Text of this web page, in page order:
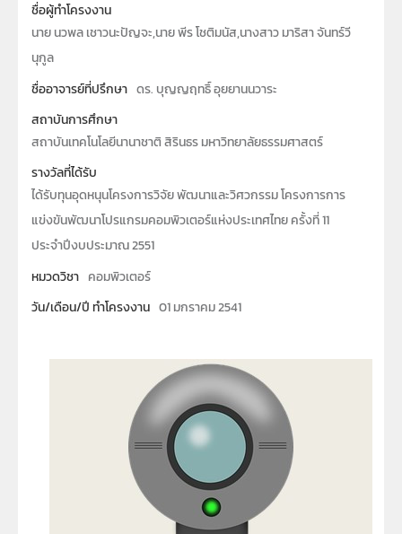
ชื่อผู้ทำโครงงาน
นาย นวพล เชาวนะปัญจะ,นาย พีร โชติมนัส,นางสาว มาริสา จันทร์วี
นุกูล
ชื่ออาจารย์ที่ปรึกษา ดร. บุญญฤทธิ์ อุยยานนวาระ
สถาบันการศึกษา
สถาบันเทคโนโลยีนานาชาติ สิรินธร มหาวิทยาลัยธรรมศาสตร์
รางวัลที่ได้รับ
ได้รับทุนอุดหนุนโครงการวิจัย พัฒนาและวิศวกรรม โครงการการ
แข่งขันพัฒนาโปรแกรมคอมพิวเตอร์แห่งประเทศไทย ครั้งที่ 11
ประจำปีงบประมาณ 2551
หมวดวิชา คอมพิวเตอร์
วัน/เดือน/ปี ทำโครงงาน 01 มกราคม 2541